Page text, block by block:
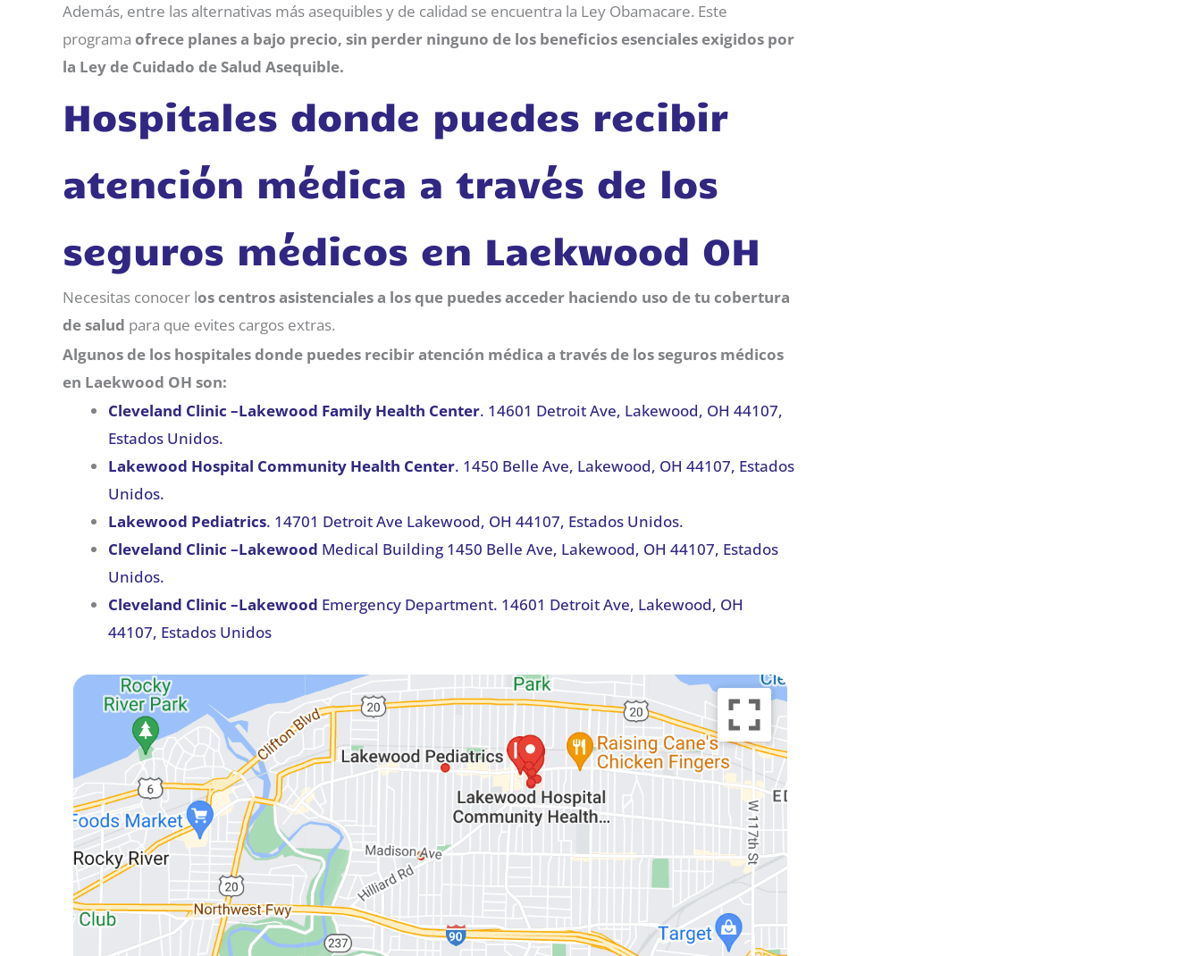
Además, entre las alternativas más asequibles y de calidad se encuentra la Ley Obamacare. Este
programa ofrece planes a bajo precio, sin perder ninguno de los beneficios esenciales exigidos por
la Ley de Cuidado de Salud Asequible.
Hospitales donde puedes recibir
atención médica a través de los
seguros médicos en Laekwood OH
Necesitas conocer los centros asistenciales a los que puedes acceder haciendo uso de tu cobertura
de salud para que evites cargos extras.
Algunos de los hospitales donde puedes recibir atención médica a través de los seguros médicos
en Laekwood OH son:
Cleveland Clinic –Lakewood Family Health Center. 14601 Detroit Ave, Lakewood, OH 44107,
Estados Unidos.
Lakewood Hospital Community Health Center. 1450 Belle Ave, Lakewood, OH 44107, Estados
Unidos.
Lakewood Pediatrics. 14701 Detroit Ave Lakewood, OH 44107, Estados Unidos.
Cleveland Clinic –Lakewood Medical Building 1450 Belle Ave, Lakewood, OH 44107, Estados
Unidos.
Cleveland Clinic –Lakewood Emergency Department. 14601 Detroit Ave, Lakewood, OH
44107, Estados Unidos